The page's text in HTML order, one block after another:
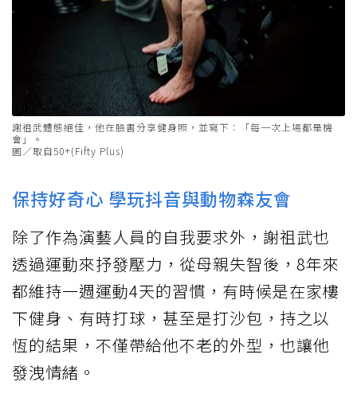
謝祖武體態絕佳，他在臉書分享健身照，並寫下：「每一次上場都是機
會」。
圖／取自50+(Fifty Plus)
保持好奇心 學玩抖音與動物森友會
除了作為演藝人員的自我要求外，謝祖武也
透過運動來抒發壓力，從母親失智後，8年來
都維持一週運動4天的習慣，有時候是在家樓
下健身、有時打球，甚至是打沙包，持之以
恆的結果，不僅帶給他不老的外型，也讓他
發洩情緒。